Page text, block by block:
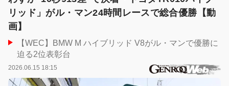
リッド」がル・マン24時間レースで総合優勝【動
画】
【WEC】BMW M ハイブリッド V8がル・マンで優勝に
迫る2位表彰台
2026.06.15 18:15